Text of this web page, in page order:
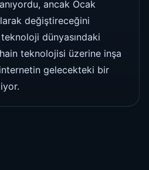
ancak Ocak
değiştireceğini
dünyasındaki
teknolojisi üzerine inşa
gelecekteki bir